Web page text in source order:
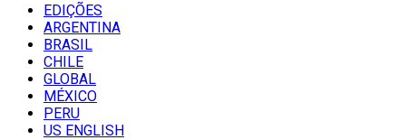
EDIÇÕES
ARGENTINA
BRASIL
CHILE
GLOBAL
MÉXICO
PERU
US ENGLISH